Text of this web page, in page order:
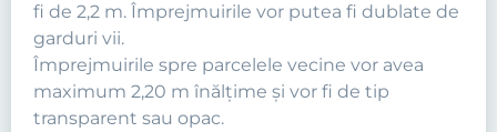
fi de 2,2 m. Împrejmuirile vor putea fi dublate de
garduri vii.
Împrejmuirile spre parcelele vecine vor avea
maximum 2,20 m înălţime şi vor fi de tip
transparent sau opac.